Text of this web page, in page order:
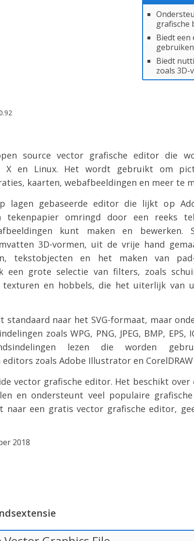
grafische
Biedt een
Biedt
zoals 3D-
source vector grafische editor die
X en Linux. Het wordt gebruikt om
kaarten, webafbeeldingen en meer te
lagen gebaseerde editor die lijkt op
tekenpapier omringd door een reeks
kunt maken en bewerken.
3D-vormen, uit de vrije hand
tekstobjecten en het maken van pad-
een grote selectie van filters, zoals
texturen en hobbels, die het uiterlijk van
standaard naar het SVG-formaat, maar
zoals WPG, PNG, JPEG, BMP, EPS,
lezen die worden
zoals Adobe Illustrator en
vector grafische editor. Het beschikt over
en ondersteunt veel populaire
naar een gratis vector grafische editor,
2018